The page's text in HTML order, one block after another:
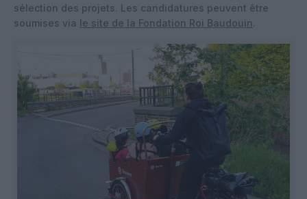
sélection des projets. Les candidatures peuvent être
soumises via le site de la Fondation Roi Baudouin.